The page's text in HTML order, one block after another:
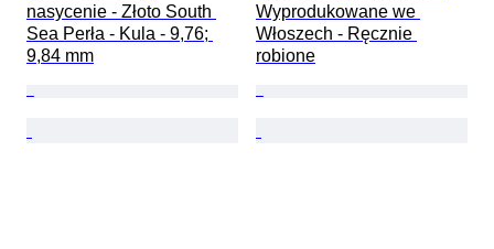
nasycenie - Złoto South
Sea Perła - Kula - 9,76;
9,84 mm
Wyprodukowane we
Włoszech - Ręcznie
robione